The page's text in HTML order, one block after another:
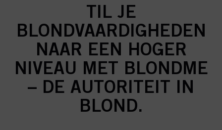
TIL JE
BLONDVAARDIGHEDEN
NAAR EEN HOGER
NIVEAU MET BLONDME
– DE AUTORITEIT IN
BLOND.